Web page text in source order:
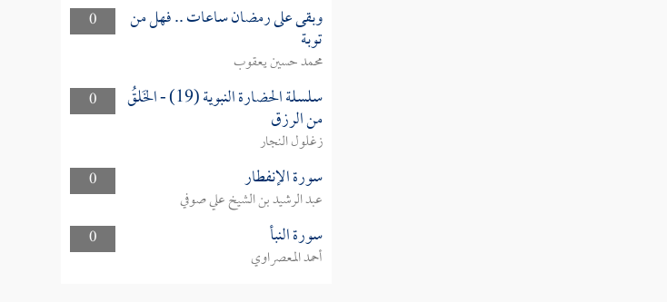
0 وبقى على رمضان ساعات .. فهل من
توبة
محمد حسين يعقوب
0
سلسلة الحضارة النبوية (19) - الخَلقُ
من الرزق
زغلول النجار
0
سورة الإنفطار
عبد الرشيد بن الشيخ علي صوفي
0
سورة النبأ
أحمد المعصراوي